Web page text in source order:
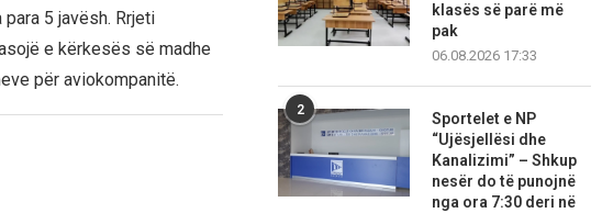
5 javësh. Rrjeti
e kërkesës së madhe
për aviokompanitë.
klasës së parë më
pak
06.08.2026 17:33
2
Sportelet e NP
“Ujësjellësi dhe
Kanalizimi” – Shkup
nesër do të punojnë
nga ora 7:30 deri në